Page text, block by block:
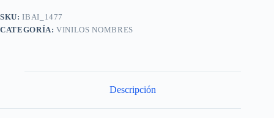
SKU:IBAI_1477
CATEGORÍA:VINILOS NOMBRES
Descripción